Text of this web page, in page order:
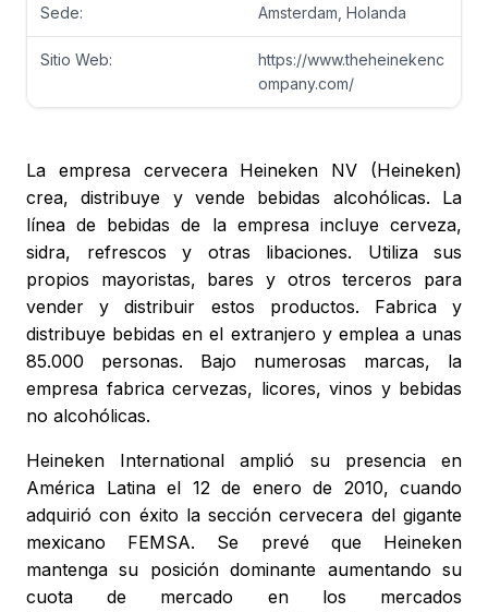
Sede: Amsterdam, Holanda
Sitio Web:
https://www.theheinekenc
ompany.com/
La empresa cervecera Heineken NV (Heineken)
crea, distribuye y vende bebidas alcohólicas. La
línea de bebidas de la empresa incluye cerveza,
sidra, refrescos y otras libaciones. Utiliza sus
propios mayoristas, bares y otros terceros para
vender y distribuir estos productos. Fabrica y
distribuye bebidas en el extranjero y emplea a unas
85.000 personas. Bajo numerosas marcas, la
empresa fabrica cervezas, licores, vinos y bebidas
no alcohólicas.
Heineken International amplió su presencia en
América Latina el 12 de enero de 2010, cuando
adquirió con éxito la sección cervecera del gigante
mexicano FEMSA. Se prevé que Heineken
mantenga su posición dominante aumentando su
cuota de mercado en los mercados